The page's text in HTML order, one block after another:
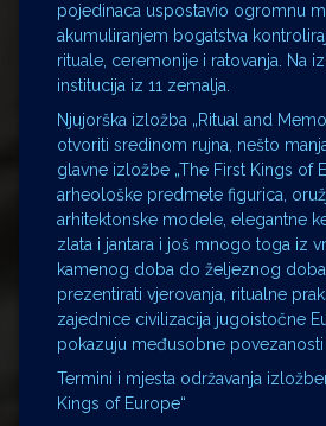
pojedinaca uspostavio ogromnu
akumuliranjem bogatstva
rituale, ceremonije i ratovanja. Na
institucija iz 11 zemalja.
Njujorška izložba „Ritual and
otvoriti sredinom rujna, nešto
glavne izložbe „The First Kings of
arheološke predmete figurica,
arhitektonske modele, elegantne
zlata i jantara i još mnogo toga iz
kamenog doba do željeznog
prezentirati vjerovanja, ritualne
zajednice civilizacija jugoistočne
pokazuju međusobne povezanosti
Termini i mjesta održavanja
Kings of Europe“